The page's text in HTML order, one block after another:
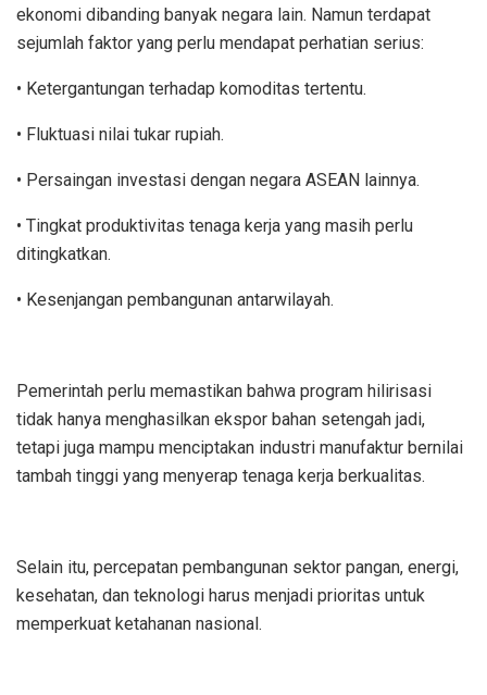
ekonomi dibanding banyak negara lain. Namun terdapat
sejumlah faktor yang perlu mendapat perhatian serius:
• Ketergantungan terhadap komoditas tertentu.
• Fluktuasi nilai tukar rupiah.
• Persaingan investasi dengan negara ASEAN lainnya.
• Tingkat produktivitas tenaga kerja yang masih perlu
ditingkatkan.
• Kesenjangan pembangunan antarwilayah.
Pemerintah perlu memastikan bahwa program hilirisasi
tidak hanya menghasilkan ekspor bahan setengah jadi,
tetapi juga mampu menciptakan industri manufaktur bernilai
tambah tinggi yang menyerap tenaga kerja berkualitas.
Selain itu, percepatan pembangunan sektor pangan, energi,
kesehatan, dan teknologi harus menjadi prioritas untuk
memperkuat ketahanan nasional.